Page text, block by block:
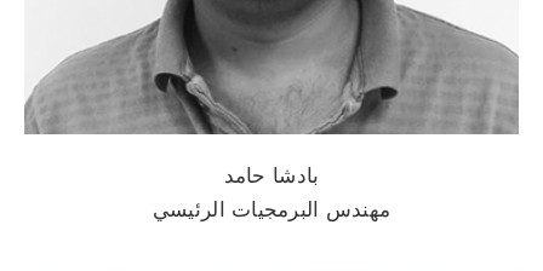
بادشا حامد
مهندس البرمجيات الرئيسي